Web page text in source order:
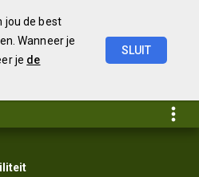
jou de best
Wanneer je
je de
SLUIT